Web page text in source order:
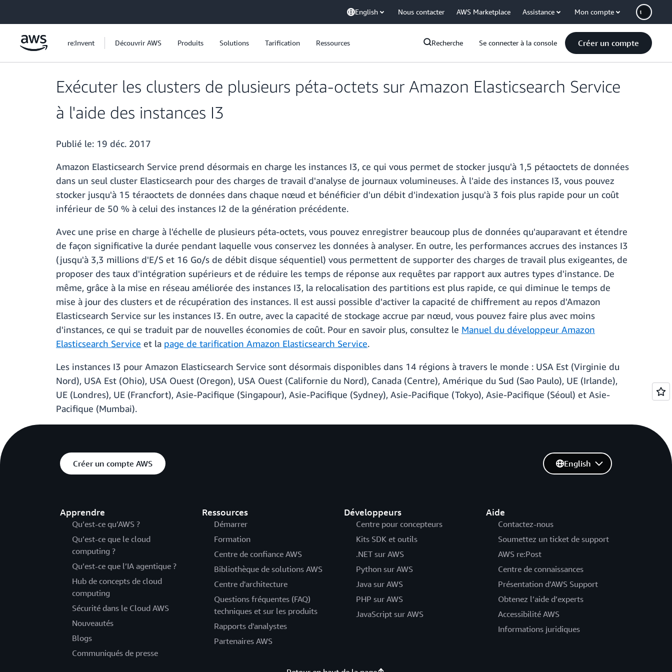
English Nous contacter AWS Marketplace Assistance Mon compte
re:Invent Découvrir AWS Produits Solutions Tarification Ressources Recherche Se connecter à la console Créer un compte
Exécuter les clusters de plusieurs péta-octets sur Amazon Elasticsearch Service
à l'aide des instances I3
Publié le: 19 déc. 2017
Amazon Elasticsearch Service prend désormais en charge les instances I3, ce qui vous permet de stocker jusqu'à 1,5 pétaoctets de données
dans un seul cluster Elasticsearch pour des charges de travail d'analyse de journaux volumineuses. À l'aide des instances I3, vous pouvez
stocker jusqu'à 15 téraoctets de données dans chaque nœud et bénéficier d'un débit d'indexation jusqu'à 3 fois plus rapide pour un coût
inférieur de 50 % à celui des instances I2 de la génération précédente.
Avec une prise en charge à l'échelle de plusieurs péta-octets, vous pouvez enregistrer beaucoup plus de données qu'auparavant et étendre
de façon significative la durée pendant laquelle vous conservez les données à analyser. En outre, les performances accrues des instances I3
(jusqu'à 3,3 millions d'E/S et 16 Go/s de débit disque séquentiel) vous permettent de supporter des charges de travail plus exigeantes, de
proposer des taux d'intégration supérieurs et de réduire les temps de réponse aux requêtes par rapport aux autres types d'instance. De
même, grâce à la mise en réseau améliorée des instances I3, la relocalisation des partitions est plus rapide, ce qui diminue le temps de
mise à jour des clusters et de récupération des instances. Il est aussi possible d'activer la capacité de chiffrement au repos d'Amazon
Elasticsearch Service sur les instances I3. En outre, avec la capacité de stockage accrue par nœud, vous pouvez faire plus avec moins
d'instances, ce qui se traduit par de nouvelles économies de coût. Pour en savoir plus, consultez le Manuel du développeur Amazon
Elasticsearch Service et la page de tarification Amazon Elasticsearch Service.
Les instances I3 pour Amazon Elasticsearch Service sont désormais disponibles dans 14 régions à travers le monde : USA Est (Virginie du
Nord), USA Est (Ohio), USA Ouest (Oregon), USA Ouest (Californie du Nord), Canada (Centre), Amérique du Sud (Sao Paulo), UE (Irlande),
UE (Londres), UE (Francfort), Asie-Pacifique (Singapour), Asie-Pacifique (Sydney), Asie-Pacifique (Tokyo), Asie-Pacifique (Séoul) et Asie-
Pacifique (Mumbai).
Créer un compte AWS
Apprendre
Qu’est-ce qu’AWS ?
Qu’est-ce que le cloud
computing ?
Qu’est-ce que l’IA agentique ?
Hub de concepts de cloud
computing
Sécurité dans le Cloud AWS
Nouveautés
Blogs
Communiqués de presse
Ressources
Démarrer
Formation
Centre de confiance AWS
Bibliothèque de solutions AWS
Centre d'architecture
Questions fréquentes (FAQ)
techniques et sur les produits
Rapports d'analystes
Partenaires AWS
Développeurs
Centre pour concepteurs
Kits SDK et outils
.NET sur AWS
Python sur AWS
Java sur AWS
PHP sur AWS
JavaScript sur AWS
Aide
Contactez-nous
Soumettez un ticket de support
AWS re:Post
Centre de connaissances
Présentation d’AWS Support
Obtenez l’aide d’experts
Accessibilité AWS
Informations juridiques
English